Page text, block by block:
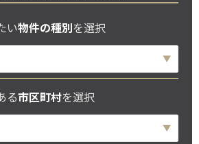
い物件の種別を選択
る市区町村を選択